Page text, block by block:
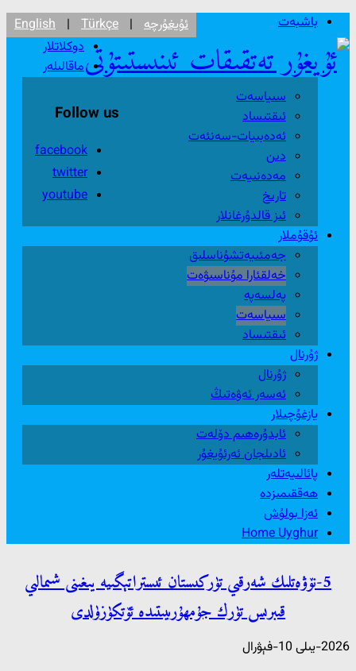
ئۇيغۇرچە |
English | Türkçe
Follow us
facebook
twitter
youtube
باشبەت
دوكلاتلار
ماقالىلەر
سىياسەت
ئىقتىساد
ئەدەبىيات-سەنئەت
دىن
مەدەنىيەت
تارىخ
ئىز قالدۇرغانلار
ئۇقۇملار
جەمئىيەتشۇناسلىق
خەلقئارا مۇناسىۋەت
پەلسەپە
سىياسەت
ئىقتىساد
ژۇرنال
ژۇرنال
ئەسەر ئەۋەتىڭ
يازغۇچىلار
ئابدۇرەھىم دۆلەت
ئادىلجان ئەرئۇيغۇر
پائالىيەتلەر
ھەققىمىزدە
ئەزا بولۇش
Home Uyghur
5-نۆۋەتلىك شەرقىي تۈركىستان ئىستراتېگىيە يىغىنى شىمالىي
قىبرىس تۈرك جۇمھۇرىيىتىدە ئۆتكۈزۈلدى
2026-يىلى 10-فېۋرال